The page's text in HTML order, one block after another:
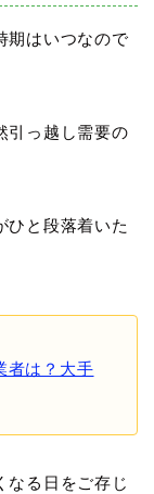
期はいつなので
引っ越し需要の
ひと段落着いた
者は？大手
なる日をご存じ